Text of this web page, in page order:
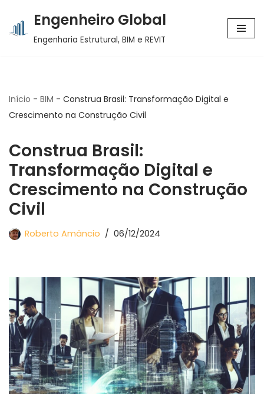
Pular
Engenheiro Global
Engenharia Estrutural, BIM e REVIT
Início - BIM - Construa Brasil: Transformação Digital e
Crescimento na Construção Civil
Construa Brasil:
Transformação Digital e
Crescimento na Construção
Civil
Roberto Amâncio 06/12/2024